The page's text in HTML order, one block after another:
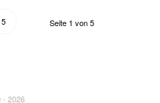
Seite 1 von 5
5
- 2026